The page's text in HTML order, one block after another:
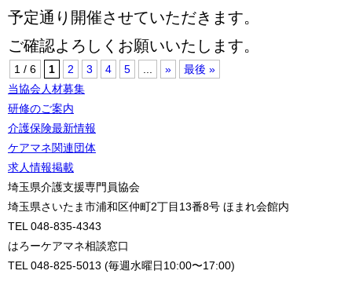
予定通り開催させていただきます。
ご確認よろしくお願いいたします。
1 / 6 1 2 3 4 5 ... »
最後 »
当協会人材募集
研修のご案内
介護保険最新情報
ケアマネ関連団体
求人情報掲載
埼玉県介護支援専門員協会
埼玉県さいたま市浦和区仲町2丁目13番8号 ほまれ会館内
TEL 048-835-4343
はろーケアマネ相談窓口
TEL 048-825-5013 (毎週水曜日10:00〜17:00)